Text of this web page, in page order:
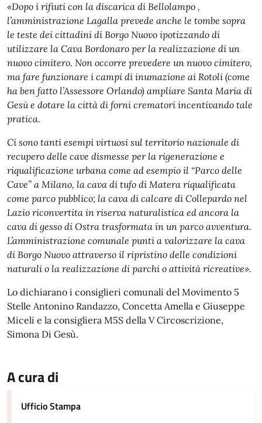
«Dopo i rifiuti con la discarica di Bellolampo ,
l’amministrazione Lagalla prevede anche le tombe sopra
le teste dei cittadini di Borgo Nuovo ipotizzando di
utilizzare la Cava Bordonaro per la realizzazione di un
nuovo cimitero. Non occorre prevedere un nuovo cimitero,
ma fare funzionare i campi di inumazione ai Rotoli (come
ha ben fatto l’Assessore Orlando) ampliare Santa Maria di
Gesù e dotare la città di forni crematori incentivando tale
pratica.
Ci sono tanti esempi virtuosi sul territorio nazionale di
recupero delle cave dismesse per la rigenerazione e
riqualificazione urbana come ad esempio il “Parco delle
Cave” a Milano, la cava di tufo di Matera riqualificata
come parco pubblico; la cava di calcare di Collepardo nel
Lazio riconvertita in riserva naturalistica ed ancora la
cava di gesso di Ostra trasformata in un parco avventura.
L’amministrazione comunale punti a valorizzare la cava
di Borgo Nuovo attraverso il ripristino delle condizioni
naturali o la realizzazione di parchi o attività ricreative».
Lo dichiarano i consiglieri comunali del Movimento 5
Stelle Antonino Randazzo, Concetta Amella e Giuseppe
Miceli e la consigliera M5S della V Circoscrizione,
Simona Di Gesù.
A cura di
Ufficio Stampa